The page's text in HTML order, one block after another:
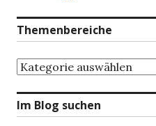
Themenbereiche
Themenbereiche
Im Blog suchen